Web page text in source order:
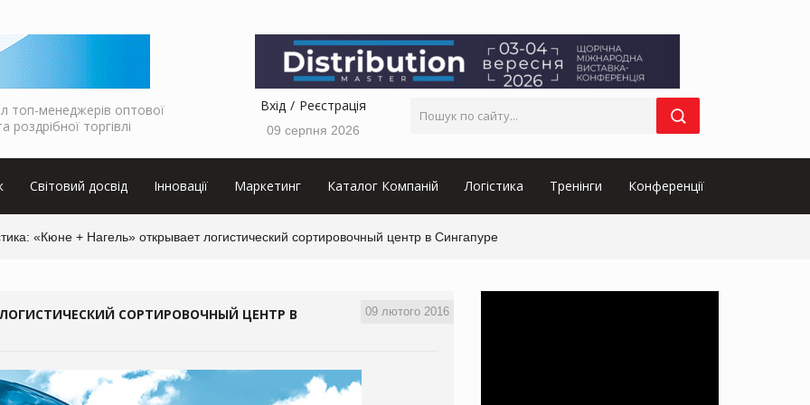
топ-менеджерів оптової
роздрібної торгівлі
Вхід Реєстрація
09 серпня 2026
Світовий досвід Інновації Маркетинг Каталог Компаній Логістика Тренінги Конференції
«Кюне + Нагель» открывает логистический сортировочный центр в Сингапуре
09 лютого 2016
СОРТИРОВОЧНЫЙ ЦЕНТР В